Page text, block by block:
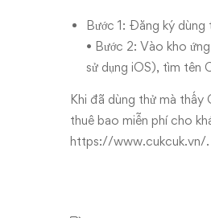
Bước 1: Đăng ký dùng
• Bước 2: Vào kho
sử dụng iOS), tìm tên
Khi đã dùng thử mà thấy
thuê bao miễn phí cho
https://www.cukcuk.vn/